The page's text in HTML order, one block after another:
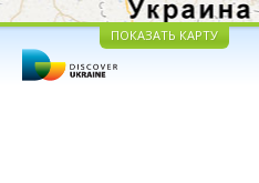
ПОКАЗАТЬ КАРТУ